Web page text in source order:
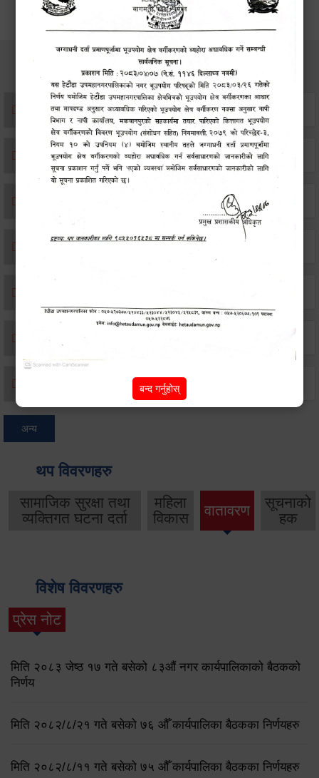
सेवाहरु
संस्था दर्ता सिफारिस
एकिकृत सम्पत्ति कर/घर जग्गा कर
अन्य
थप विवरणहरु
सामाजिक सुरक्षा तथा
व्यक्तिगत घटना दर्ता
महिला
विकास
वातावरण
सूचनाको
हक
विशेष विवरणहरु
प्रेस नोट
मिति २०८३ जेष्ठ १७ गते बसेको ८३औं नगर कार्यपालिकाको बैठकको
निर्णय
मिति २०८२/८/२१ गते बसेको ७६ औँ कार्यपालिका बैठकका निर्णयहरु
मिति २०८२/८/११ गते बसेको ७५ औँ कार्यपालिका बैठकका निर्णयहरु
बन्द गर्नुहोस्